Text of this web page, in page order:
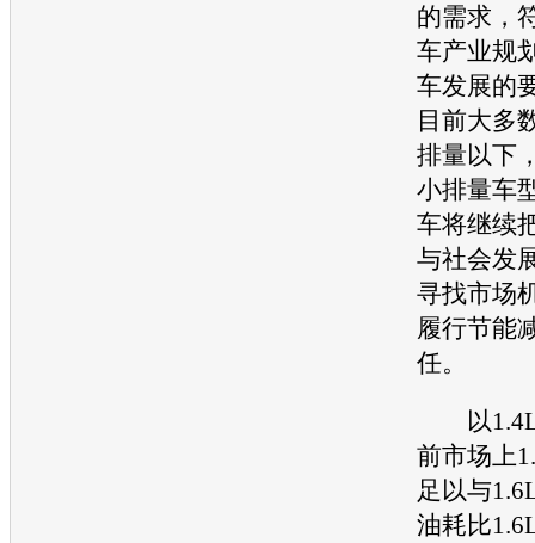
的需求，
车产业规
车发展的
目前大多
排量以下
小排量车
车将继续
与社会发
寻找市场
履行节能
任。
以1.4L
前市场上
足以与
油耗比